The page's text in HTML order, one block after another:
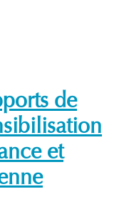
de
et